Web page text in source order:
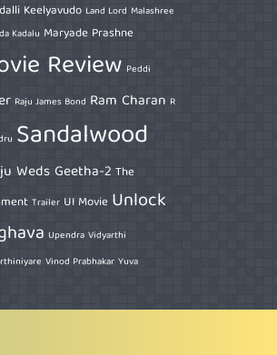
Keelyavudo Land Lord Malashree
Kadalu Maryade Prashne
Review Peddi
Raju James Bond Ram Charan R
Sandalwood
Weds Geetha-2 The
Trailer UI Movie Unlock
Upendra Vidyarthi
Vinod Prabhakar Yuva